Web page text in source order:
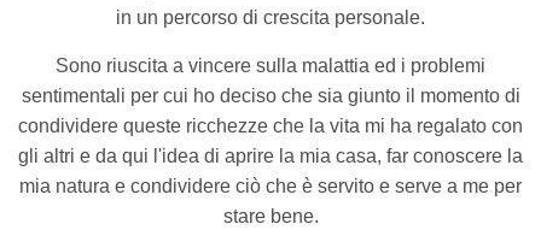
in un percorso di crescita personale.
Sono riuscita a vincere sulla malattia ed i problemi
sentimentali per cui ho deciso che sia giunto il momento di
condividere queste ricchezze che la vita mi ha regalato con
gli altri e da qui l'idea di aprire la mia casa, far conoscere la
mia natura e condividere ciò che è servito e serve a me per
stare bene.